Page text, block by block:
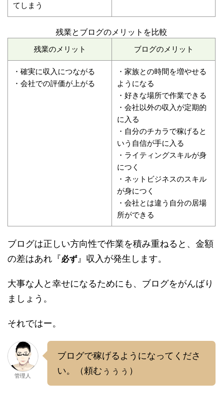
てしまう
残業とブログのメリットを比較
残業のメリット ブログのメリット
・確実に収入につながる
・会社での評価が上がる
・家族との時間を増やせる
ようになる
・好きな場所で作業できる
・会社以外の収入が定期的
に入る
・自分のチカラで稼げると
いう自信が手に入る
・ライティングスキルが身
につく
・ネットビジネスのスキル
が身につく
・会社とは違う自分の居場
所ができる
ブログは正しい方向性で作業を積み重ねると、金額
の差はあれ『必ず』収入が発生します。
大事な人と幸せになるためにも、ブログをがんばり
ましょう。
それではー。
管理人
ブログで稼げるようになってくださ
い。（頼むぅぅぅ）